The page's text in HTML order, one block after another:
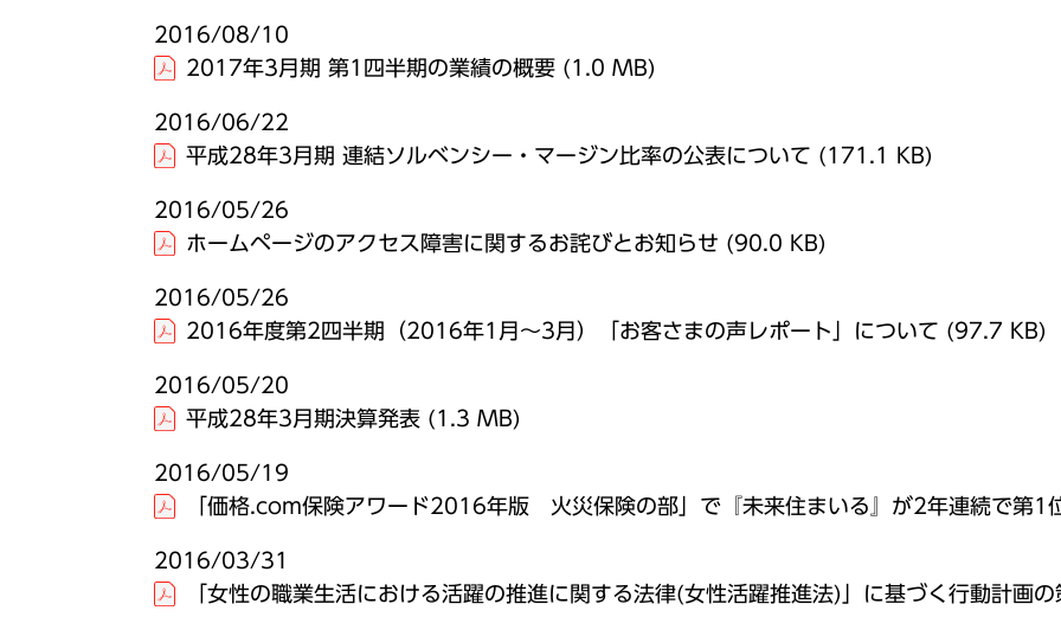
2016/08/10
2017年3月期 第1四半期の業績の概要 (1.0 MB)
2016/06/22
平成28年3月期 連結ソルベンシー・マージン比率の公表について (171.1 KB)
2016/05/26
ホームページのアクセス障害に関するお詫びとお知らせ (90.0 KB)
2016/05/26
2016年度第2四半期（2016年1月～3月）「お客さまの声レポート」について (97.7 KB)
2016/05/20
平成28年3月期決算発表 (1.3 MB)
2016/05/19
「価格.com保険アワード2016年版 火災保険の部」で『未来住まいる』が2年連続で第1
2016/03/31
「女性の職業生活における活躍の推進に関する法律(女性活躍推進法)」に基づく行動計画